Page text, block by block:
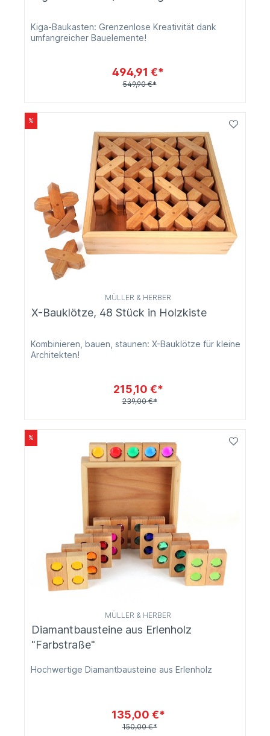
Kiga-Baukasten: Grenzenlose Kreativität dank
umfangreicher Bauelemente!
494,91 €*
549,90 €*
%
MÜLLER & HERBER
X-Bauklötze, 48 Stück in Holzkiste
Kombinieren, bauen, staunen: X-Bauklötze für kleine
Architekten!
215,10 €*
239,00 €*
%
MÜLLER & HERBER
Diamantbausteine aus Erlenholz
"Farbstraße"
Hochwertige Diamantbausteine aus Erlenholz
135,00 €*
150,00 €*